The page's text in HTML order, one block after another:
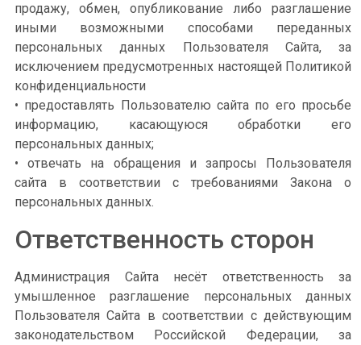
продажу, обмен, опубликование либо разглашение
иными возможными способами переданных
персональных данных Пользователя Сайта, за
исключением предусмотренных настоящей Политикой
конфиденциальности
• предоставлять Пользователю сайта по его просьбе
информацию, касающуюся обработки его
персональных данных;
• отвечать на обращения и запросы Пользователя
сайта в соответствии с требованиями Закона о
персональных данных.
Ответственность сторон
Администрация Сайта несёт ответственность за
умышленное разглашение персональных данных
Пользователя Сайта в соответствии с действующим
законодательством Российской Федерации, за